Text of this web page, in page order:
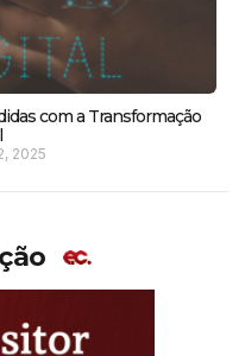
com a Transformação
2025